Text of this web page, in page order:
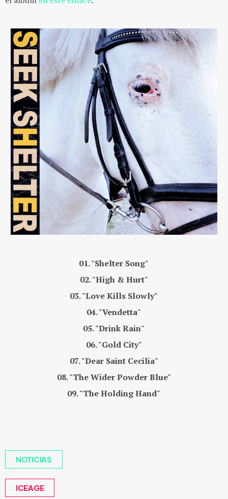
01. "Shelter Song"
02. "High & Hurt"
03. "Love Kills Slowly"
04. "Vendetta"
05. "Drink Rain"
06. "Gold City"
07. "Dear Saint Cecilia"
08. "The Wider Powder Blue"
09. "The Holding Hand"
NOTICIAS
ICEAGE